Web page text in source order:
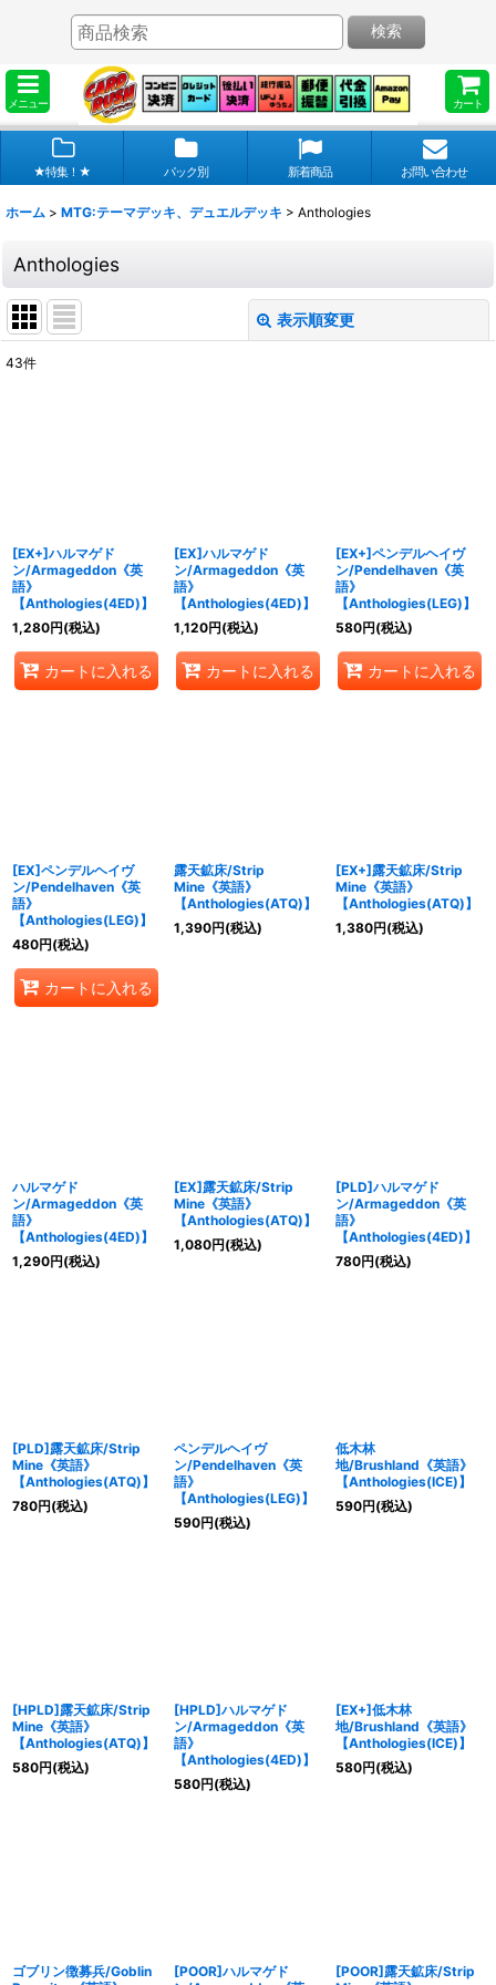
メニュー カート
検索
★特集！★ パック別 新着商品 お問い合わせ
ホーム > MTG:テーマデッキ、デュエルデッキ > Anthologies
Anthologies
表示順変更
絞り込む
43件
[EX+]ハルマゲド
ン/Armageddon《英
語》
【Anthologies(4ED)】
1,280円(税込)
カートに入れる
[EX]ハルマゲド
ン/Armageddon《英
語》
【Anthologies(4ED)】
1,120円(税込)
カートに入れる
[EX+]ペンデルヘイヴ
ン/Pendelhaven《英
語》
【Anthologies(LEG)】
580円(税込)
カートに入れる
[EX]ペンデルヘイヴ
ン/Pendelhaven《英
語》
【Anthologies(LEG)】
480円(税込)
カートに入れる
露天鉱床/Strip
Mine《英語》
【Anthologies(ATQ)】
1,390円(税込)
[EX+]露天鉱床/Strip
Mine《英語》
【Anthologies(ATQ)】
1,380円(税込)
ハルマゲド
ン/Armageddon《英
語》
【Anthologies(4ED)】
1,290円(税込)
[EX]露天鉱床/Strip
Mine《英語》
【Anthologies(ATQ)】
1,080円(税込)
[PLD]ハルマゲド
ン/Armageddon《英
語》
【Anthologies(4ED)】
780円(税込)
[PLD]露天鉱床/Strip
Mine《英語》
【Anthologies(ATQ)】
780円(税込)
ペンデルヘイヴ
ン/Pendelhaven《英
語》
【Anthologies(LEG)】
590円(税込)
低木林
地/Brushland《英語》
【Anthologies(ICE)】
590円(税込)
[HPLD]露天鉱床/Strip
Mine《英語》
【Anthologies(ATQ)】
580円(税込)
[HPLD]ハルマゲド
ン/Armageddon《英
語》
【Anthologies(4ED)】
580円(税込)
[EX+]低木林
地/Brushland《英語》
【Anthologies(ICE)】
580円(税込)
ゴブリン徴募兵/Goblin
[POOR]ハルマゲド
[POOR]露天鉱床/Strip